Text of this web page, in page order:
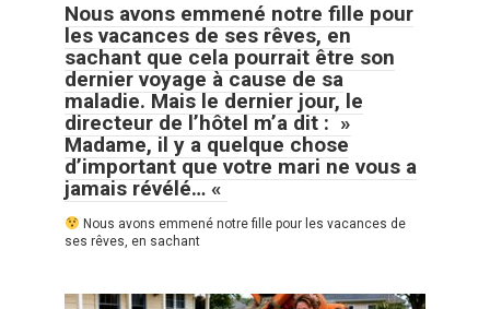
Nous avons emmené notre fille pour
les vacances de ses rêves, en
sachant que cela pourrait être son
dernier voyage à cause de sa
maladie. Mais le dernier jour, le
directeur de l’hôtel m’a dit : »
Madame, il y a quelque chose
d’important que votre mari ne vous a
jamais révélé… «
Nous avons emmené notre fille pour les vacances de
ses rêves, en sachant